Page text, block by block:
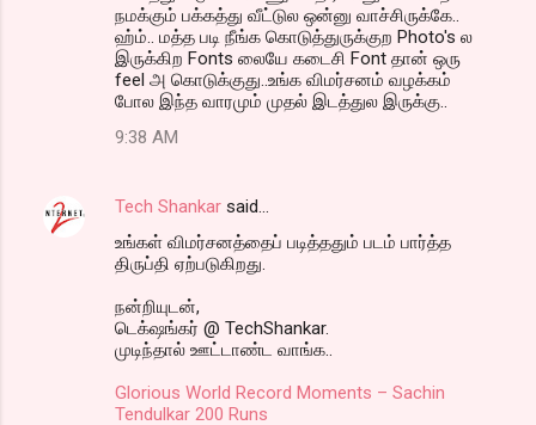
நமக்கும் பக்கத்து வீட்டுல ஒன்னு வாச்சிருக்கே..
ஹ்ம்.. மத்த படி நீங்க கொடுத்துருக்குற Photo's ல
இருக்கிற Fonts லையே கடைசி Font தான் ஒரு
feel அ கொடுக்குது..உங்க விமர்சனம் வழக்கம்
போல இந்த வாரமும் முதல் இடத்துல இருக்கு..
9:38 AM
Tech Shankar said…
உங்கள் விமர்சனத்தைப் படித்ததும் படம் பார்த்த
திருப்தி ஏற்படுகிறது.
நன்றியுடன்,
டெக்‌ஷங்கர் @ TechShankar.
முடிந்தால் ஊட்டாண்ட வாங்க..
Glorious World Record Moments – Sachin
Tendulkar 200 Runs